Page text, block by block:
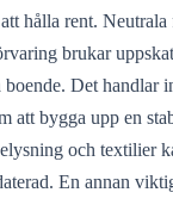
hålla rent. Neutrala
brukar
Det handlar
att bygga upp en
och textilier
En annan